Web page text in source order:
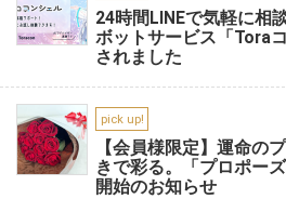
24時間LINEで気軽に相
ボットサービス「Tora
されました
pick up!
【会員様限定】運命の
きで彩る。「プロポー
開始のお知らせ